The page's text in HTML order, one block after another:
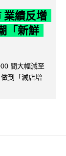
業績反增
「新鮮
間大幅減至
到「減店增